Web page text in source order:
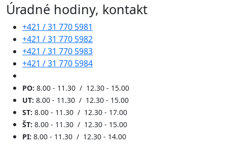
Úradné hodiny, kontakt
+421 / 31 770 5981
+421 / 31 770 5982
+421 / 31 770 5983
+421 / 31 770 5984
PO: 8.00 - 11.30 / 12.30 - 15.00
UT: 8.00 - 11.30 / 12.30 - 15.00
ST: 8.00 - 11.30 / 12.30 - 17.00
ŠT: 8.00 - 11.30 / 12.30 - 15.00
PI: 8.00 - 11.30 / 12.30 - 14.00